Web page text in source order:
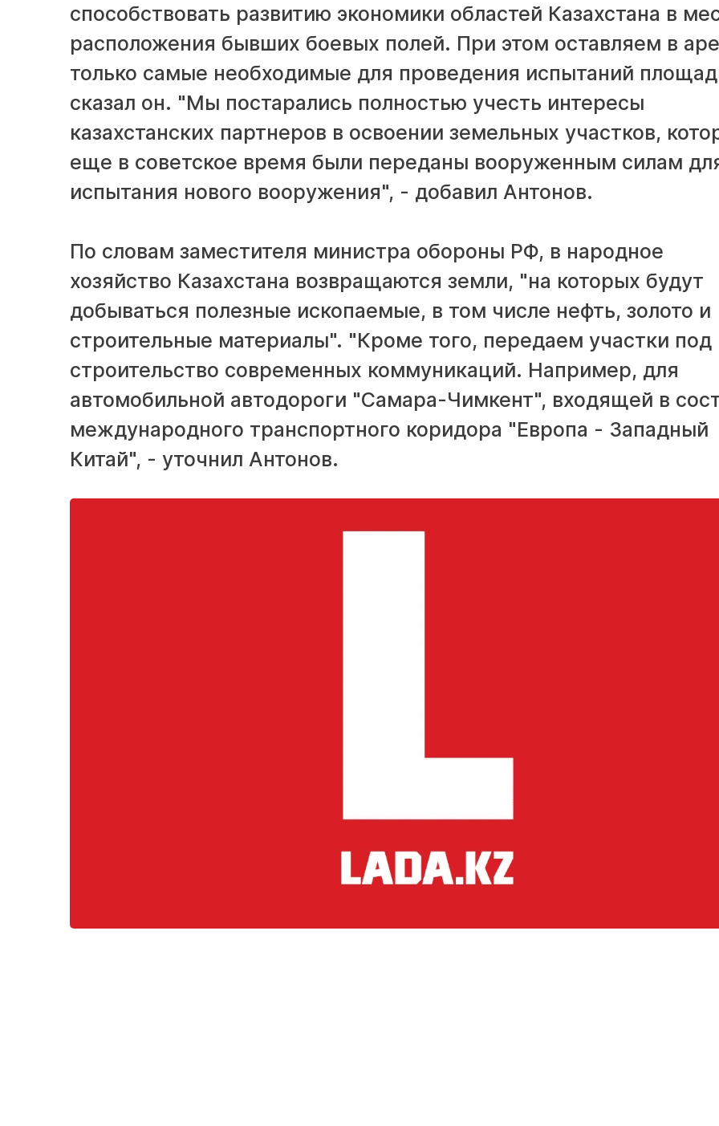
способствовать развитию экономики областей Казахстана в
расположения бывших боевых полей. При этом оставляем в
только самые необходимые для проведения испытаний
сказал он. "Мы постарались полностью учесть интересы
казахстанских партнеров в освоении земельных участков,
еще в советское время были переданы вооруженным силам
испытания нового вооружения", - добавил Антонов.
По словам заместителя министра обороны РФ, в народное
хозяйство Казахстана возвращаются земли, "на которых будут
добываться полезные ископаемые, в том числе нефть, золото и
строительные материалы". "Кроме того, передаем участки под
строительство современных коммуникаций. Например, для
автомобильной автодороги "Самара-Чимкент", входящей в
международного транспортного коридора "Европа - Западный
Китай", - уточнил Антонов.